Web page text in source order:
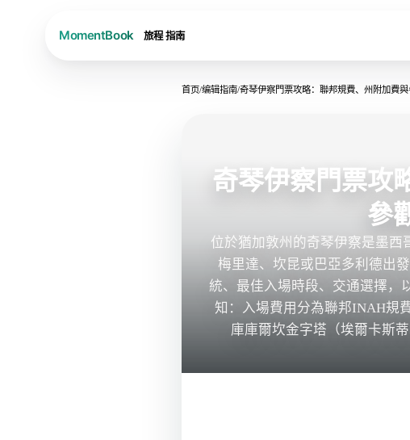
旅程指南
首页/编辑指南/奇琴伊察門票攻略：聯邦規費、州附加費
奇琴伊察門票攻
參
位於猶加敦州的奇琴伊察是墨西
梅里達、坎昆或巴亞多利德出
統、最佳入場時段、交通選擇，
知：入場費用分為聯邦INAH規
庫庫爾坎金字塔（埃爾卡斯